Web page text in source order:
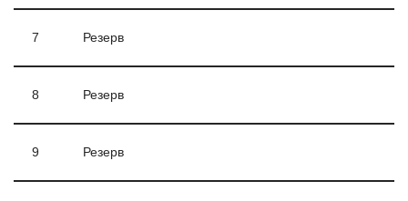
7 Резерв
8 Резерв
9 Резерв